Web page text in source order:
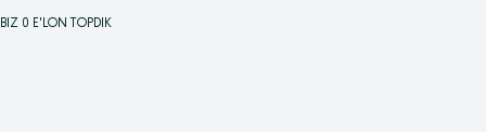
BIZ 0 E'LON TOPDIK